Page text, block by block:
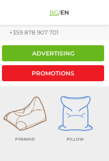
BG/EN
+359 878 907 701
ADVERTISING
PROMOTIONS
PYRAMID PILLOW